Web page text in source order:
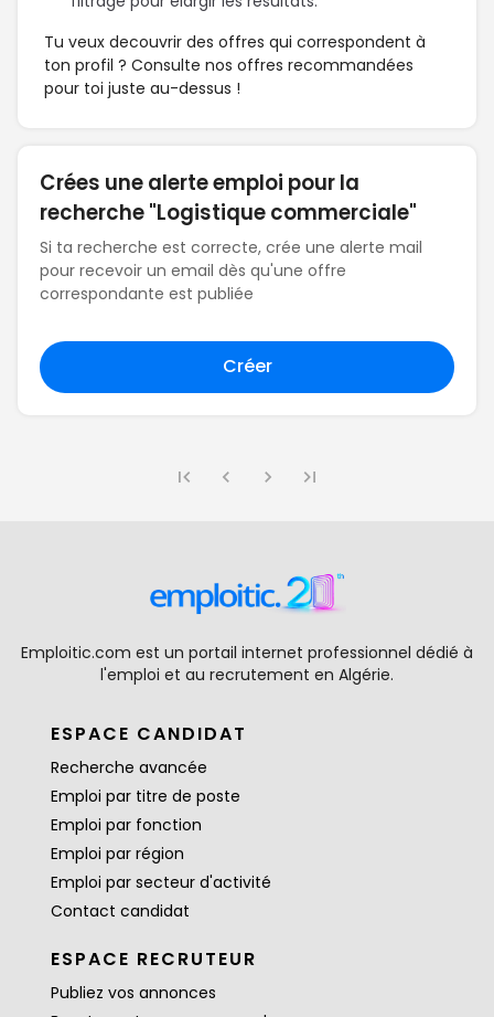
Tu veux decouvrir des offres qui correspondent à
ton profil ? Consulte nos offres recommandées
pour toi juste au-dessus !
Crées une alerte emploi pour la
recherche "Logistique commerciale"
Si ta recherche est correcte, crée une alerte mail
pour recevoir un email dès qu'une offre
correspondante est publiée
Créer
Emploitic.com est un portail internet professionnel dédié à
l'emploi et au recrutement en Algérie.
ESPACE CANDIDAT
Recherche avancée
Emploi par titre de poste
Emploi par fonction
Emploi par région
Emploi par secteur d'activité
Contact candidat
ESPACE RECRUTEUR
Publiez vos annonces